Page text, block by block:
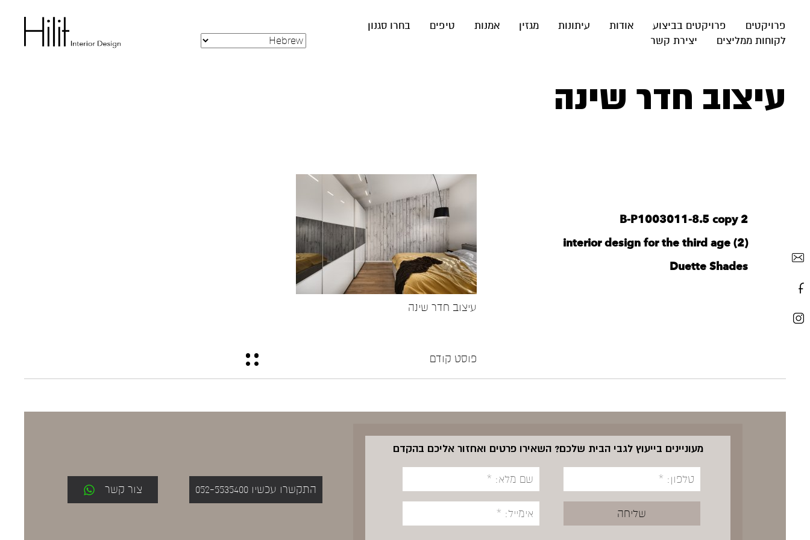
פרויקטים פרויקטים בביצוע אודות עיתונות מגזין אמנות טיפים
בחרו סגנון
לקוחות ממליצים
יצירת קשר
עיצוב חדר שינה
B-P1003011-8.5 copy 2
interior design for the third age (2)
Duette Shades
עיצוב חדר שינה
פוסט קודם
מעוניינים בייעוץ לגבי הבית שלכם? השאירו פרטים ואחזור אליכם בהקדם
התקשרו עכשיו 052-5535400 צור קשר